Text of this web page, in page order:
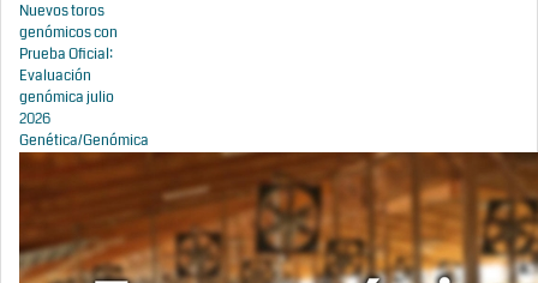
Nuevos toros
genómicos con
Prueba Oficial:
Evaluación
genómica julio
2026
Genética/Genómica